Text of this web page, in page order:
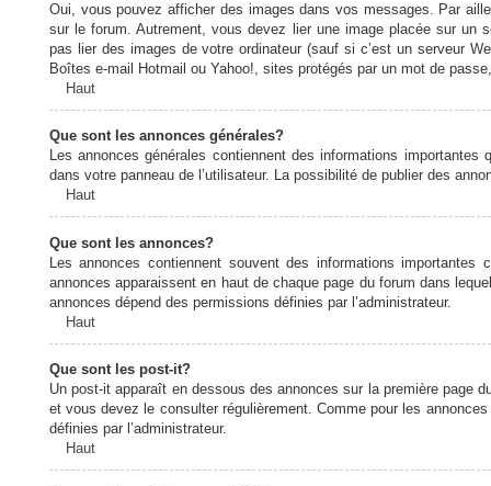
Oui, vous pouvez afficher des images dans vos messages. Par
sur le forum. Autrement, vous devez lier une image placée sur un
pas lier des images de votre ordinateur (sauf si c’est un serveur
Boîtes e-mail Hotmail ou Yahoo!, sites protégés par un mot de
Haut
Que sont les annonces générales?
Les annonces générales contiennent des informations
dans votre panneau de l’utilisateur. La possibilité de publier des
Haut
Que sont les annonces?
Les annonces contiennent souvent des informations
annonces apparaissent en haut de chaque page du forum dans
annonces dépend des permissions définies par l’administrateur.
Haut
Que sont les post-it?
Un post-it apparaît en dessous des annonces sur la première page
et vous devez le consulter régulièrement. Comme pour les
définies par l’administrateur.
Haut